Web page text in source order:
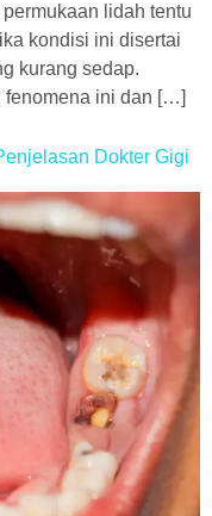
lidah tentu
kondisi ini disertai
kurang sedap.
fenomena ini dan […]
Dokter Gigi